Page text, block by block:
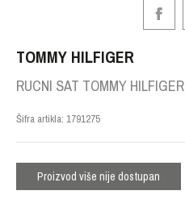
TOMMY HILFIGER
RUCNI SAT TOMMY HILFIGER
Šifra artikla: 1791275
Proizvod više nije dostupan